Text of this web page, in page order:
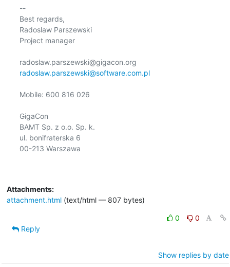
--
Best regards,
Radoslaw Parszewski
Project manager
radoslaw.parszewski@software.com.pl
Mobile: 600 816 026
GigaCon
BAMT Sp. z o.o. Sp. k.
ul. bonifraterska 6
00-213 Warszawa
Attachments:
attachment.html(text/html — 807 bytes)
0
0
Reply
Show replies by date